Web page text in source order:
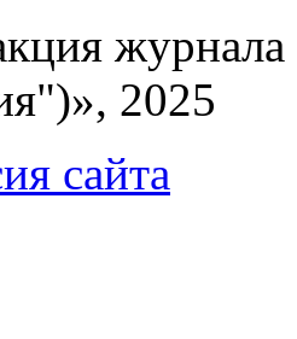
2025
сайта